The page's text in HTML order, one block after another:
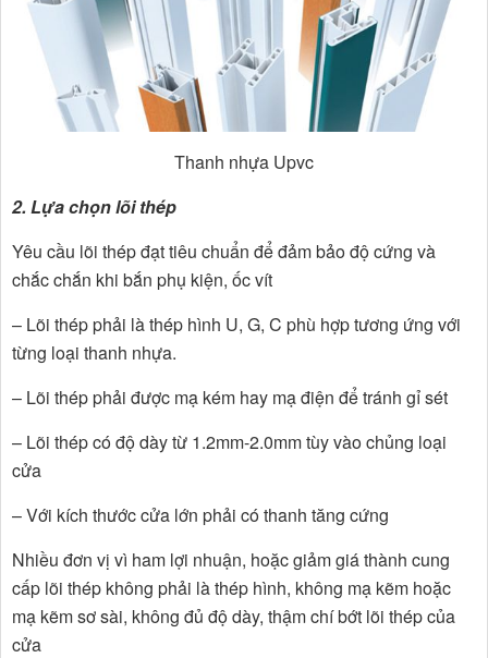
Thanh nhựa Upvc
2. Lựa chọn lõi thép
Yêu cầu lõi thép đạt tiêu chuẩn để đảm bảo độ cứng và
chắc chắn khi bắn phụ kiện, ốc vít
– Lõi thép phải là thép hình U, G, C phù hợp tương ứng với
từng loại thanh nhựa.
– Lõi thép phải được mạ kém hay mạ điện để tránh gỉ sét
– Lõi thép có độ dày từ 1.2mm-2.0mm tùy vào chủng loại
cửa
– Với kích thước cửa lớn phải có thanh tăng cứng
Nhiều đơn vị vì ham lợi nhuận, hoặc giảm giá thành cung
cấp lõi thép không phải là thép hình, không mạ kẽm hoặc
mạ kẽm sơ sài, không đủ độ dày, thậm chí bớt lõi thép của
cửa